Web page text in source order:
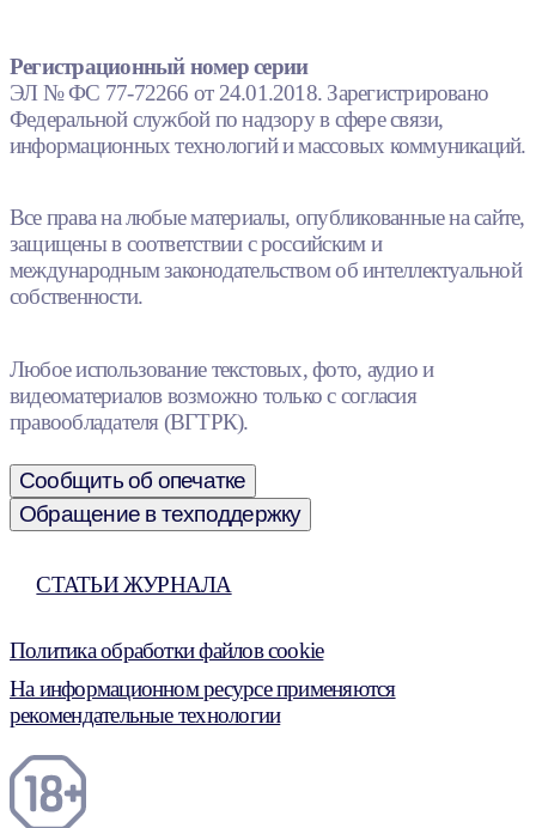
Регистрационный номер серии
ЭЛ № ФС 77-72266 от 24.01.2018. Зарегистрировано
Федеральной службой по надзору в сфере связи,
информационных технологий и массовых коммуникаций.
Все права на любые материалы, опубликованные на сайте,
защищены в соответствии с российским и
международным законодательством об интеллектуальной
собственности.
Любое использование текстовых, фото, аудио и
видеоматериалов возможно только с согласия
правообладателя (ВГТРК).
Сообщить об опечатке
Обращение в техподдержку
СТАТЬИ ЖУРНАЛА
Политика обработки файлов cookie
На информационном ресурсе применяются
рекомендательные технологии